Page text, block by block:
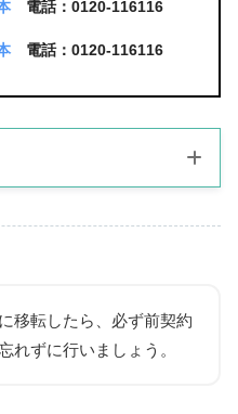
電話：0120-116116
電話：0120-116116
0570-03-2210
付時間 10:00~17:00）
移転したら、必ず前契約
れずに行いましょう。